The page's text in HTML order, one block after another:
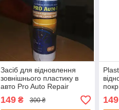
Засіб для відновлення
зовнішнього пластику в
авто Pro Auto Repair
149₴ 300 ₴ 149